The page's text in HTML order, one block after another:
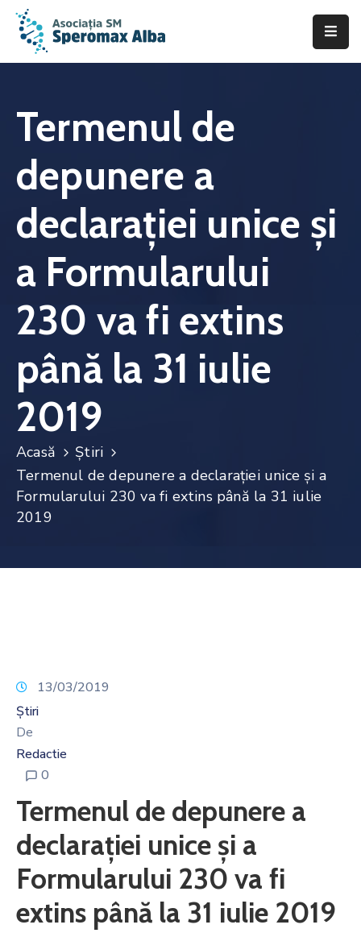
Scleroza
Multiplă
Asistență
&
Suport
de
ajutor
Noutăți
Contact
Termenul de
depunere a
declarației unice și
a Formularului
230 va fi extins
până la 31 iulie
2019
Acasă
Știri
Termenul de depunere a declarației unice și a
Formularului 230 va fi extins până la 31 iulie
2019
13/03/2019
Știri
De
Redactie
0
Termenul de depunere a
declarației unice și a
Formularului 230 va fi
extins până la 31 iulie 2019